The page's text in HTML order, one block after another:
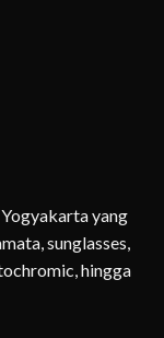
yang
sunglasses,
hingga